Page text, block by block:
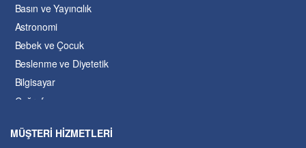
Basın ve Yayıncılık
Astronomi
Bebek ve Çocuk
Beslenme ve Diyetetik
Bilgisayar
Coğrafya
Dil ve Edebiyat
MÜŞTERİ HİZMETLERİ